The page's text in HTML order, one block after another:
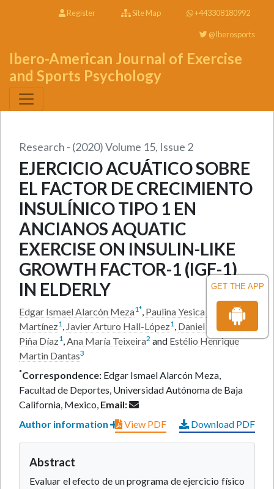
GET THE APP
Register Site Map +443308180992
@Iberosports
Ibero-American Journal of Exercise
and Sports Psychology
Research - (2020) Volume 15, Issue 2
EJERCICIO ACUÁTICO SOBRE
EL FACTOR DE CRECIMIENTO
INSULÍNICO TIPO 1 EN
ANCIANOS AQUATIC
EXERCISE ON INSULIN-LIKE
GROWTH FACTOR-1 (IGF-1)
IN ELDERLY
Edgar Ismael Alarcón Meza1*, Paulina Yesica Ochoa-
Martínez1, Javier Arturo Hall-López1, Daniel Alejandro
Piña Díaz1,Ana María Teixeira2 and Estélio Henrique
Martin Dantas3
*Correspondence: Edgar Ismael Alarcón Meza,
Facultad de Deportes, Universidad Autónoma de Baja
California, Mexico, Email:
Author information
View PDF Download PDF
Abstract
Evaluar el efecto de un programa de ejercicio físico